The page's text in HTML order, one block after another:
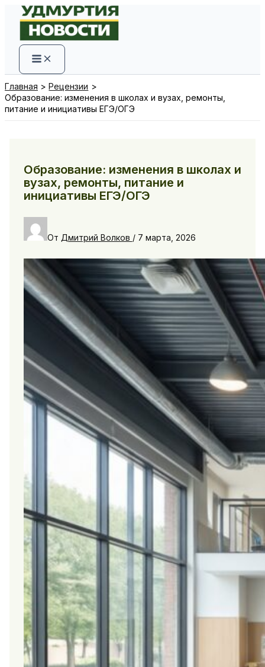
Перейти
содержимому
Главная
Рецензии
Образование: изменения в школах и вузах, ремонты,
питание и инициативы ЕГЭ/ОГЭ
Образование: изменения в школах и
вузах, ремонты, питание и
инициативы ЕГЭ/ОГЭ
От Дмитрий Волков / 7 марта, 2026